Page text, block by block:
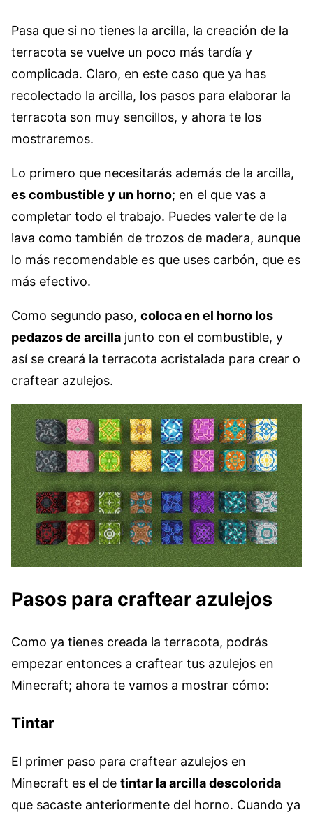
Pasa que si no tienes la arcilla, la creación de la
terracota se vuelve un poco más tardía y
complicada. Claro, en este caso que ya has
recolectado la arcilla, los pasos para elaborar la
terracota son muy sencillos, y ahora te los
mostraremos.
Lo primero que necesitarás además de la arcilla,
es combustible y un horno; en el que vas a
completar todo el trabajo. Puedes valerte de la
lava como también de trozos de madera, aunque
lo más recomendable es que uses carbón, que es
más efectivo.
Como segundo paso, coloca en el horno los
pedazos de arcilla junto con el combustible, y
así se creará la terracota acristalada para crear o
craftear azulejos.
Pasos para craftear azulejos
Como ya tienes creada la terracota, podrás
empezar entonces a craftear tus azulejos en
Minecraft; ahora te vamos a mostrar cómo:
Tintar
El primer paso para craftear azulejos en
Minecraft es el de tintar la arcilla descolorida
que sacaste anteriormente del horno. Cuando ya